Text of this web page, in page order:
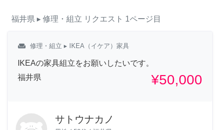
福井県 ▸ 修理・組立 リクエスト 1ページ目
weekend 修理・組立 ▸ IKEA（イケア）家具
IKEAの家具組立をお願いしたいです。
福井県
¥50,000
サトウナカノ